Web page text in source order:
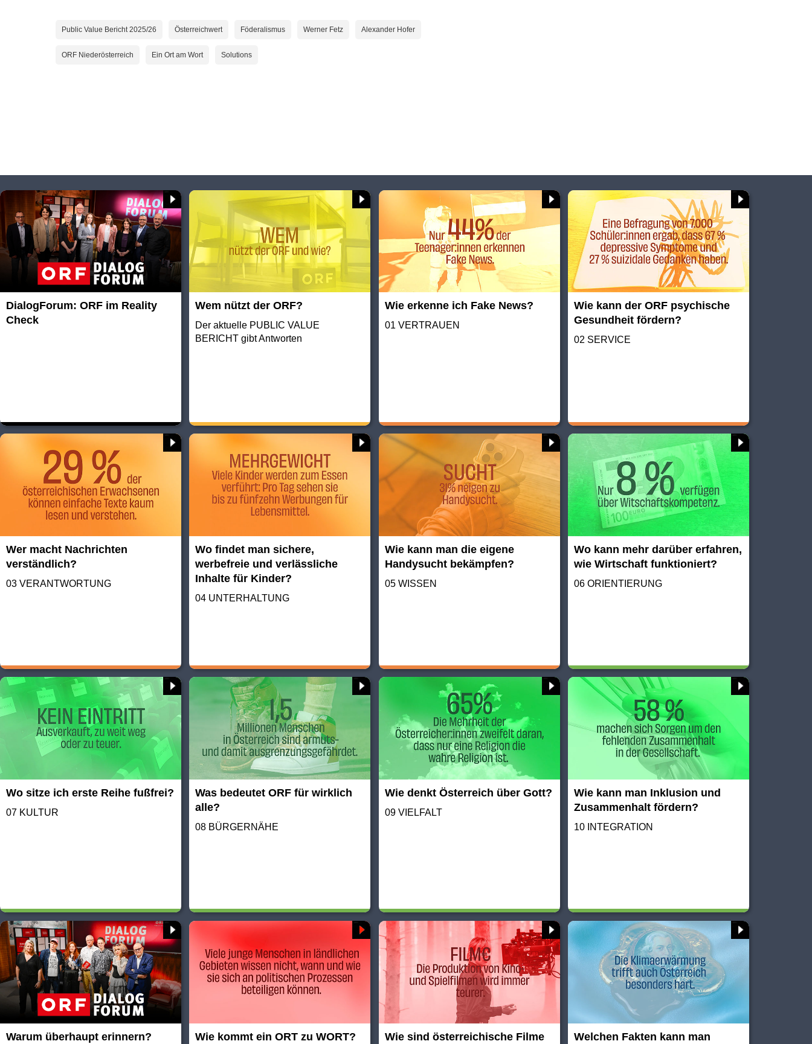
Public Value Bericht 2025/26 Österreichwert Föderalismus Werner Fetz Alexander Hofer
ORF Niederösterreich Ein Ort am Wort Solutions
DialogForum: ORF im Reality
Check
Wem nützt der ORF?
Der aktuelle PUBLIC VALUE
BERICHT gibt Antworten
Wie erkenne ich Fake News?
01 VERTRAUEN
Wie kann der ORF psychische
Gesundheit fördern?
02 SERVICE
Wer macht Nachrichten
verständlich?
03 VERANTWORTUNG
Wo findet man sichere,
werbefreie und verlässliche
Inhalte für Kinder?
04 UNTERHALTUNG
Wie kann man die eigene
Handysucht bekämpfen?
05 WISSEN
Wo kann mehr darüber erfahren,
wie Wirtschaft funktioniert?
06 ORIENTIERUNG
Wo sitze ich erste Reihe fußfrei?
07 KULTUR
Was bedeutet ORF für wirklich
alle?
08 BÜRGERNÄHE
Wie denkt Österreich über Gott?
09 VIELFALT
Wie kann man Inklusion und
Zusammenhalt fördern?
10 INTEGRATION
Warum überhaupt erinnern? Wie kommt ein ORT zu WORT?
Wie sind österreichische Filme
Welchen Fakten kann man